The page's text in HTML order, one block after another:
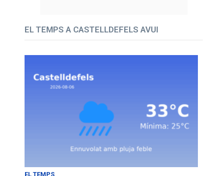
EL TEMPS A CASTELLDEFELS AVUI
EL TEMPS